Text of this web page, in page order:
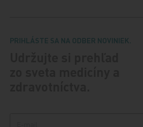
PRIHLÁSTE SA NA ODBER NOVINIEK.